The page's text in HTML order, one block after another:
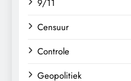
9/11
Censuur
Controle
Geopolitiek